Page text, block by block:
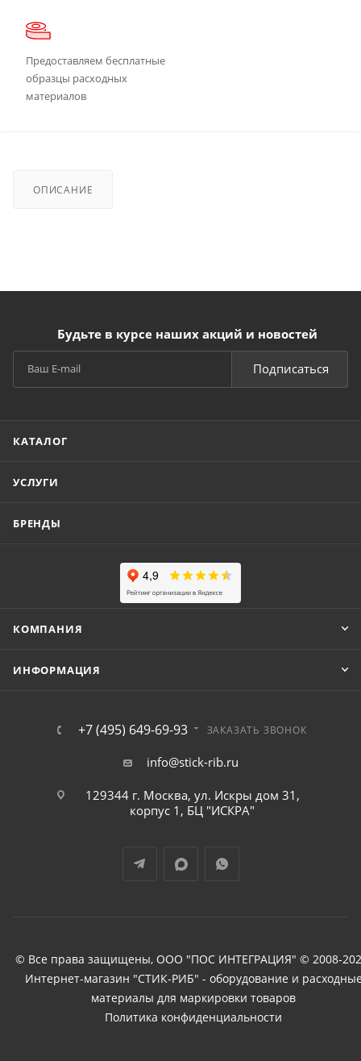
Предоставляем бесплатные
образцы расходных
материалов
ОПИСАНИЕ
Будьте в курсе наших акций и новостей
Подписаться
КАТАЛОГ
УСЛУГИ
БРЕНДЫ
КОМПАНИЯ
ИНФОРМАЦИЯ
+7 (495) 649-69-93 ЗАКАЗАТЬ ЗВОНОК
info@stick-rib.ru
129344 г. Москва, ул. Искры дом 31,
корпус 1, БЦ "ИСКРА"
© Все права защищены, ООО "ПОС ИНТЕГРАЦИЯ" © 2008-
Интернет-магазин "СТИК-РИБ" - оборудование и
материалы для маркировки товаров
Политика конфиденциальности